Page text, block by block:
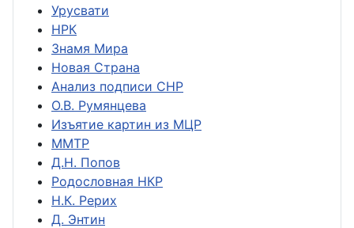
Урусвати
НРК
Знамя Мира
Новая Страна
Анализ подписи СНР
О.В. Румянцева
Изъятие картин из МЦР
ММТР
Д.Н. Попов
Родословная НКР
Н.К. Рерих
Д. Энтин